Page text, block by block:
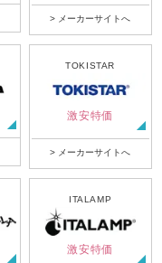
> メーカーサイトへ
TOKISTAR
激安特価
> メーカーサイトへ
ITALAMP
激安特価